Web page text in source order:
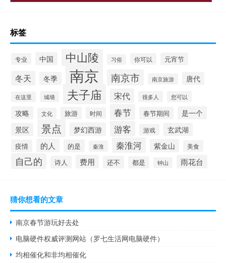
标签
专业 中国 中山陵 习俗 你可以 元宵节
冬天 冬季 南京 南京市 南京旅游 唐代
在这里 城墙 夫子庙 宋代 很多人 您可以
攻略 文化 旅游 时间 春节 春节期间
是一个
景区
景点 梦幻西游 游客 游戏 玄武湖
疫情 的人 的是 秦淮 秦淮河 紫金山 美食
自己的 诗人 费用 还不 都是 钟山 雨花台
猜你想看的文章
南京春节游玩好去处
电脑硬件权威评测网站（罗七生活网电脑硬件）
均相催化和非均相催化